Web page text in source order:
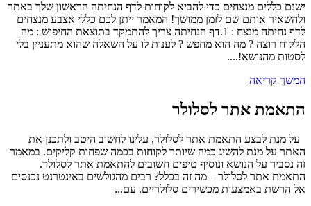
ישנם כללים מנצחים כדי להביא לקוחות לדף הנחיתה הראשון שלך באתר
ולהשאיר אותם שם לזמן ממושך! המאמר ייתן לכם כללי אצבע מנצחים
לדף נחיתה מנצח : 1.דף הנחיתה צריך להתמקד בתוצאת החיפוש : מה
הלקוח רוצה ? מה הוא מחפש ? לענות לו על השאלה שהוא מתעניין בלי
לסטות מהנושא!....
המשך קריאה
התאמת אתר לסלולר
על מנת לבצע התאמת אתר לסלולר, עלינו לחשוב היטב ולתכנן את
האתר על מנת להשיג כמה שיותר לקוחות בכמה שפחות קליקים. במאמר
זה נסביר על הנושא ונוסיף טיפים חשובים להתאמת אתר לסלולר.
התאמת אתר לסלולר – מה זה בכלל? רבים מהגולשים באינטרנט נכנסים
אל הרשת באמצעות מכשירים סלולריים. עם...